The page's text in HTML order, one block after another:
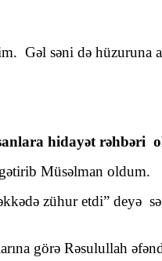
səni də hüzuruna
hidayət rəhbəri
Müsəlman oldum.
zühur etdi” deyə
görə Rəsulullah